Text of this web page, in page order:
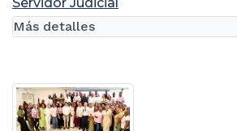
Más detalles